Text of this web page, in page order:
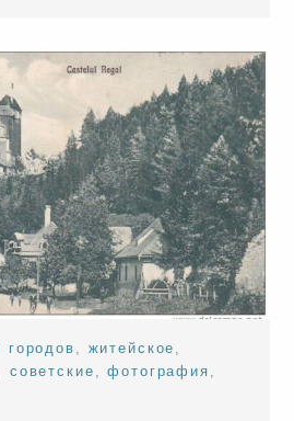
городов житейское
советские ,фотография